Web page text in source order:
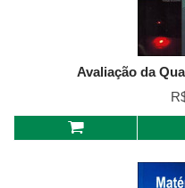
Avaliação da